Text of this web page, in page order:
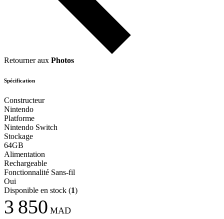
Retourner aux Photos
Spécification
Constructeur
Nintendo
Platforme
Nintendo Switch
Stockage
64GB
Alimentation
Rechargeable
Fonctionnalité Sans-fil
Oui
Disponible en stock (1)
3 850 MAD